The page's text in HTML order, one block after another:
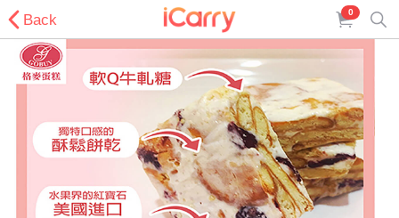
Back 0